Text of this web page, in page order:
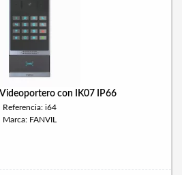
Videoportero con IK07 IP66
Referencia: i64
Marca: FANVIL